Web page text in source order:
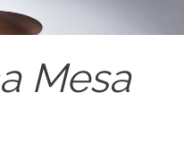
Mesa